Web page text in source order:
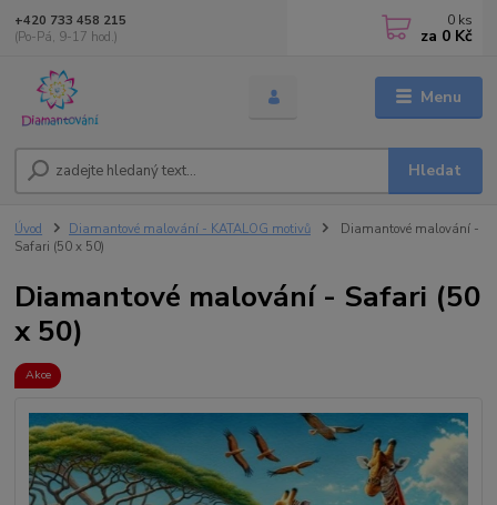
Menu
Hledat
+420 733 458 215
(Po-Pá, 9-17 hod.)
0 ks
za 0 Kč
Úvod Diamantové malování - KATALOG motivů
Diamantové malování -
Safari (50 x 50)
Diamantové malování - Safari (50
x 50)
Akce